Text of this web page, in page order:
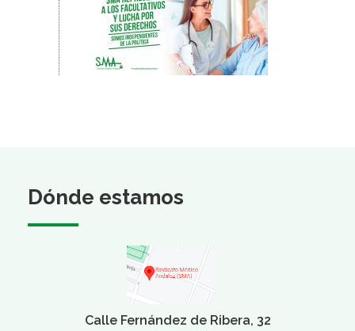
Dónde estamos
Calle Fernández de Ribera, 32